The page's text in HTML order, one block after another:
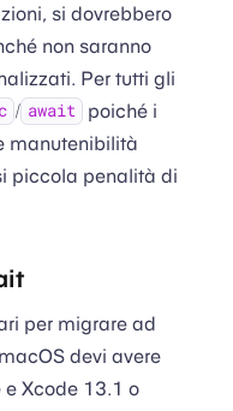
si dovrebbero
non saranno
Per tutti gli
/ await
poiché i
manutenibilità
piccola penalità di
per migrare ad
devi avere
e Xcode 13.1 o